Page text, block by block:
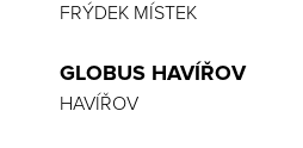
FRÝDEK MÍSTEK
GLOBUS HAVÍŘOV
HAVÍŘOV